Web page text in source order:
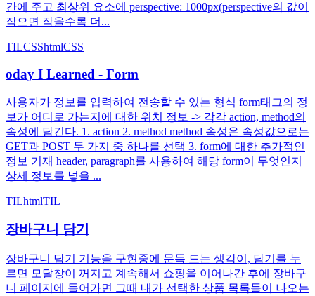
간에 주고 최상위 요소에 perspective: 1000px(perspective의 값이
작으면 작을수록 더...
TILCSShtmlCSS
oday I Learned - Form
사용자가 정보를 입력하여 전송할 수 있는 형식 form태그의 정
보가 어디로 가는지에 대한 위치 정보 -> 각각 action, method의
속성에 담긴다. 1. action 2. method method 속성은 속성값으로는
GET과 POST 두 가지 중 하나를 선택 3. form에 대한 추가적인
정보 기재 header, paragraph를 사용하여 해당 form이 무엇인지
상세 정보를 넣을 ...
TILhtmlTIL
장바구니 담기
장바구니 담기 기능을 구현중에 문득 드는 생각이, 담기를 누
르면 모달창이 꺼지고 계속해서 쇼핑을 이어나간 후에 장바구
니 페이지에 들어가면 그때 내가 선택한 상품 목록들이 나오는